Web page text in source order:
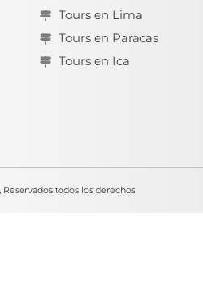
Tours en Lima
Tours en Paracas
Tours en Ica
, Reservados todos los derechos